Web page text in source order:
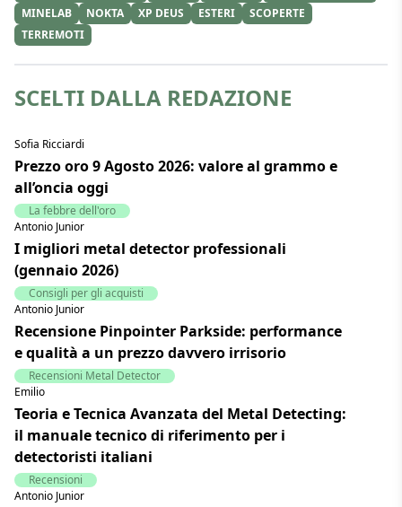
MINELAB
NOKTA XP DEUS ESTERI
SCOPERTE
TERREMOTI
SCELTI DALLA REDAZIONE
Sofia Ricciardi
Prezzo oro 9 Agosto 2026: valore al grammo e
all’oncia oggi
La febbre dell'oro
Antonio Junior
I migliori metal detector professionali
(gennaio 2026)
Consigli per gli acquisti
Antonio Junior
Recensione Pinpointer Parkside: performance
e qualità a un prezzo davvero irrisorio
Recensioni Metal Detector
Emilio
Teoria e Tecnica Avanzata del Metal Detecting:
il manuale tecnico di riferimento per i
detectoristi italiani
Recensioni
Antonio Junior